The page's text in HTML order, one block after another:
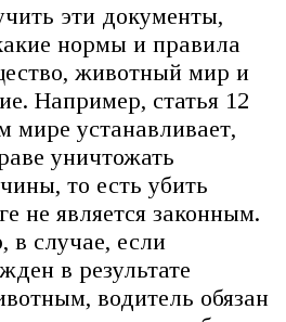
эти документы,
нормы и правила
животный мир и
Например, статья 12
мире устанавливает,
уничтожать
то есть убить
не является законным.
в случае, если
в результате
водитель обязан